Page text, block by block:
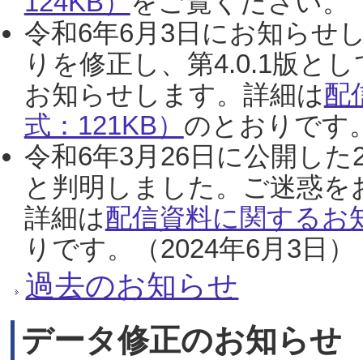
令和6年6月3日にお知らせ
りを修正し、第4.0.1版と
お知らせします。詳細は配
式：121KB） のとおりです
令和6年3月26日に公開し
と判明しました。ご迷惑
詳細は配信資料に関するお
りです。（2024年6月3日）
過去のお知らせ
データ修正のお知らせ